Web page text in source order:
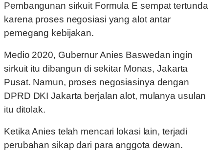
Pembangunan sirkuit Formula E sempat tertunda
karena proses negosiasi yang alot antar
pemegang kebijakan.
Medio 2020, Gubernur Anies Baswedan ingin
sirkuit itu dibangun di sekitar Monas, Jakarta
Pusat. Namun, proses negosiasinya dengan
DPRD DKI Jakarta berjalan alot, mulanya usulan
itu ditolak.
Ketika Anies telah mencari lokasi lain, terjadi
perubahan sikap dari para anggota dewan.